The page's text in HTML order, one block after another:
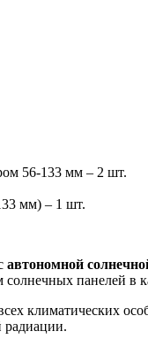
56-133 мм – 2 шт.
мм) – 1 шт.
автономной
панелей в
климатических
радиации.